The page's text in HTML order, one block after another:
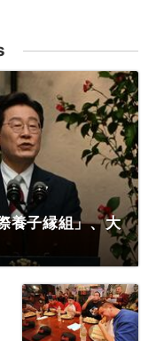
養子縁組」、大